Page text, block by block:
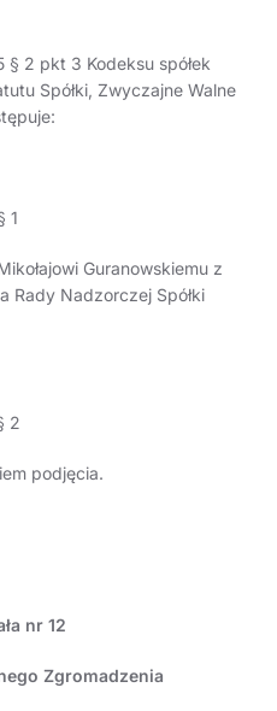
§ 2 pkt 3 Kodeksu spółek
Spółki, Zwyczajne Walne
1
Guranowskiemu z
Rady Nadzorczej Spółki
2
podjęcia.
nr 12
Zgromadzenia